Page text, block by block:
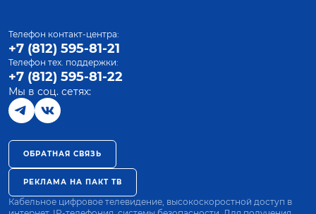
Телефон контакт-центра:
+7 (812) 595-81-21
Телефон тех. поддержки:
+7 (812) 595-81-22
Мы в соц. сетях:
ОБРАТНАЯ СВЯЗЬ
РЕКЛАМА НА ПАКТ ТВ
Кабельное цифровое телевидение, высокоскоростной доступ в